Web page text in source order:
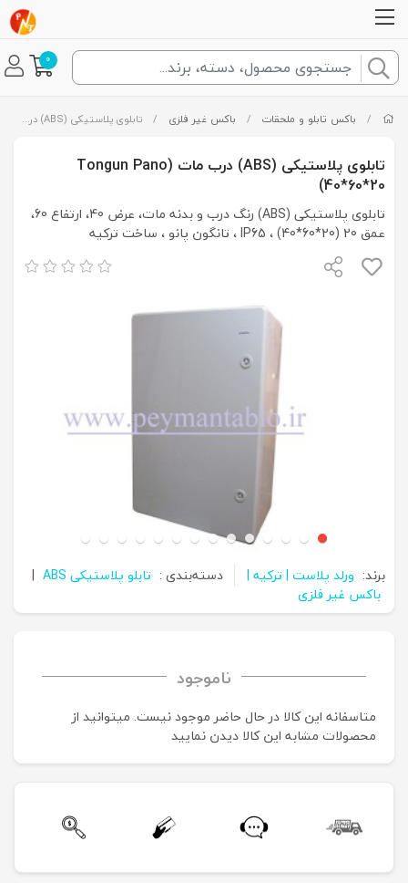
0
/ باکس تابلو و ملحقات / باکس غیر فلزی / تابلوی پلاستیکی (ABS) درب مات (Tongun Pano (40*60*20
تابلوی پلاستیکی (ABS) درب مات (Tongun Pano
(40*60*20
تابلوی پلاستیکی (ABS) رنگ درب و بدنه مات، عرض 40، ارتفاع 60،
عمق 20 (20*60*40) ، IP65 ، تانگون پانو ، ساخت ترکیه
برند: ورلد پلاست | ترکیه | دسته‌بندی : تابلو پلاستیکی ABS
|
باکس غیر فلزی
ناموجود
متاسفانه این کالا در حال حاضر موجود نیست. می‍توانید از
محصولات مشابه این کالا دیدن نمایید